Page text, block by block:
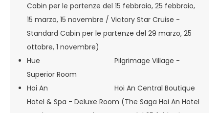
Cabin per le partenze del 15 febbraio, 25 febbraio,
15 marzo, 15 novembre / Victory Star Cruise -
Standard Cabin per le partenze del 29 marzo, 25
ottobre, 1 novembre)
Hue Pilgrimage Village -
Superior Room
Hoi An Hoi An Central Boutique
Hotel & Spa - Deluxe Room (The Saga Hoi An Hotel